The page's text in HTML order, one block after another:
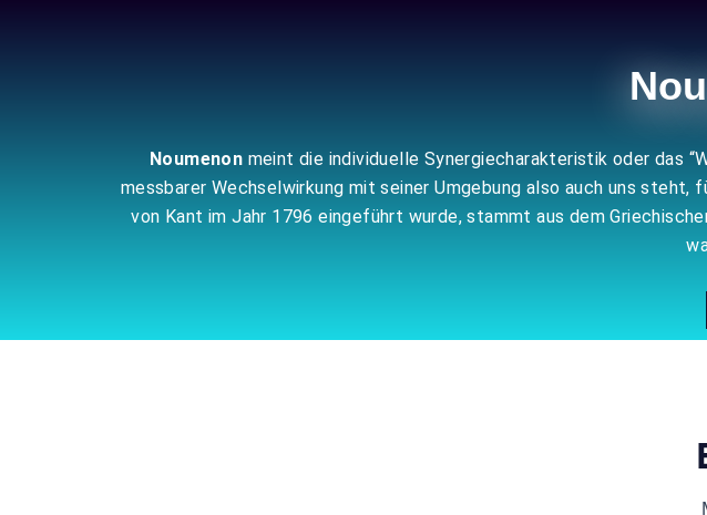
Noumenon meint die individuelle Synergiecharakteristik oder das
messbarer Wechselwirkung mit seiner Umgebung also auch uns
von Kant im Jahr 1796 eingeführt wurde, stammt aus dem